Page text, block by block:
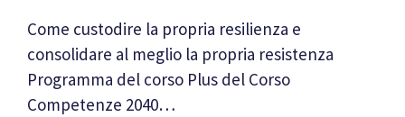
Come custodire la propria resilienza e
consolidare al meglio la propria resistenza
Programma del corso Plus del Corso
Competenze 2040…